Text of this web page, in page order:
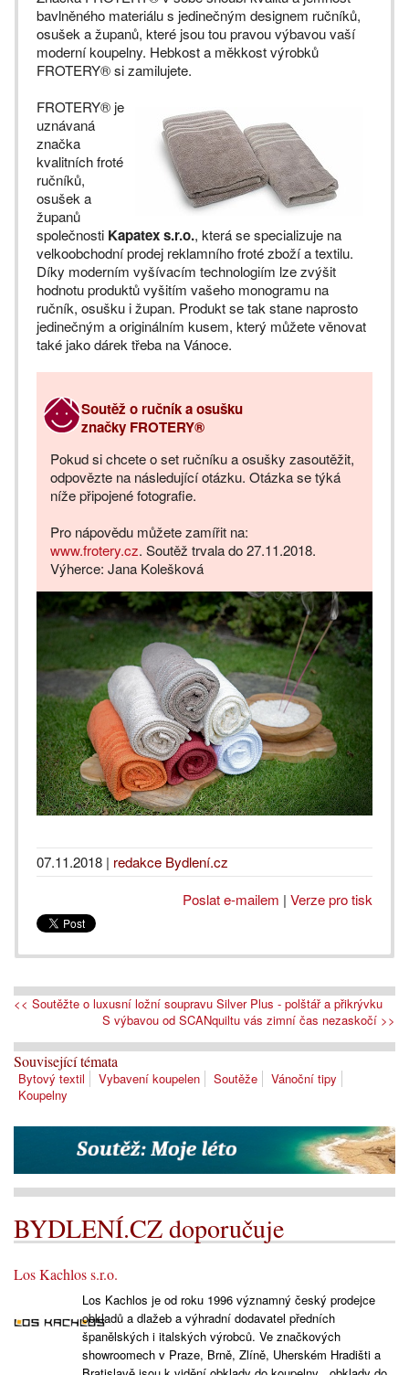
bavlněného materiálu s jedinečným designem ručníků,
osušek a županů, které jsou tou pravou výbavou vaší
moderní koupelny. Hebkost a měkkost výrobků
FROTERY® si zamilujete.
FROTERY® je
uznávaná
značka
kvalitních froté
ručníků,
osušek a
županů
společnosti Kapatex s.r.o., která se specializuje na
velkoobchodní prodej reklamního froté zboží a textilu.
Díky moderním vyšívacím technologiím lze zvýšit
hodnotu produktů vyšitím vašeho monogramu na
ručník, osušku i župan. Produkt se tak stane naprosto
jedinečným a originálním kusem, který můžete věnovat
také jako dárek třeba na Vánoce.
Soutěž o ručník a osušku
značky FROTERY®
Pokud si chcete o set ručníku a osušky zasoutěžit,
odpovězte na následující otázku. Otázka se týká
níže připojené fotografie.
Pro nápovědu můžete zamířit na:
www.frotery.cz. Soutěž trvala do 27.11.2018.
Výherce: Jana Kolešková
07.11.2018 | redakce Bydlení.cz
Poslat e-mailem | Verze pro tisk
<< Soutěžte o luxusní ložní soupravu Silver Plus - polštář a přikrývku
S výbavou od SCANquiltu vás zimní čas nezaskočí >>
Související témata
Bytový textil Vybavení koupelen Soutěže
Vánoční tipy
Koupelny
BYDLENÍ.CZ doporučuje
Los Kachlos s.r.o.
Los Kachlos je od roku 1996 významný český prodejce
obkladů a dlažeb a výhradní dodavatel předních
španělských i italských výrobců. Ve značkových
showroomech v Praze, Brně, Zlíně, Uherském Hradišti a